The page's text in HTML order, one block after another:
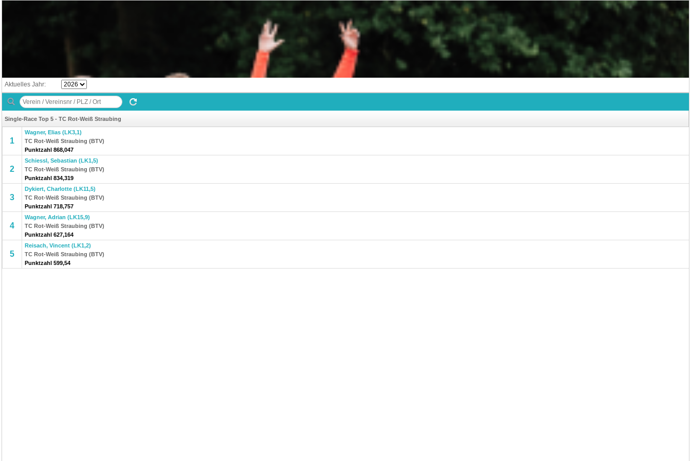
Aktuelles Jahr:
Single-Race Top 5 - TC Rot-Weiß Straubing
1
Wagner, Elias (LK3,1)
TC Rot-Weiß Straubing (BTV)
Punktzahl 868,047
2
Schiessl, Sebastian (LK1,5)
TC Rot-Weiß Straubing (BTV)
Punktzahl 834,319
3
Dykiert, Charlotte (LK11,5)
TC Rot-Weiß Straubing (BTV)
Punktzahl 718,757
4
Wagner, Adrian (LK15,9)
TC Rot-Weiß Straubing (BTV)
Punktzahl 627,164
5
Reisach, Vincent (LK1,2)
TC Rot-Weiß Straubing (BTV)
Punktzahl 599,54